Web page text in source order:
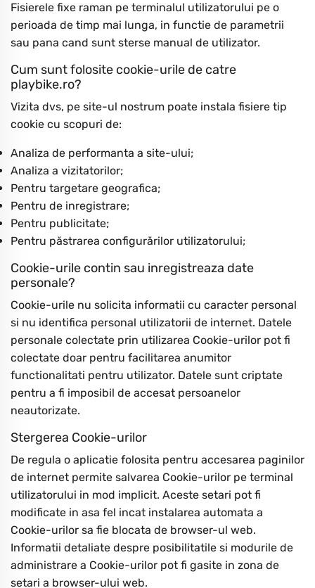
Fisierele fixe raman pe terminalul utilizatorului pe o
perioada de timp mai lunga, in functie de parametrii
sau pana cand sunt sterse manual de utilizator.
Cum sunt folosite cookie-urile de catre
playbike.ro?
Vizita dvs, pe site-ul nostrum poate instala fisiere tip
cookie cu scopuri de:
Analiza de performanta a site-ului;
Analiza a vizitatorilor;
Pentru targetare geografica;
Pentru de inregistrare;
Pentru publicitate;
Pentru păstrarea configurărilor utilizatorului;
Cookie-urile contin sau inregistreaza date
personale?
Cookie-urile nu solicita informatii cu caracter personal
si nu identifica personal utilizatorii de internet. Datele
personale colectate prin utilizarea Cookie-urilor pot fi
colectate doar pentru facilitarea anumitor
functionalitati pentru utilizator. Datele sunt criptate
pentru a fi imposibil de accesat persoanelor
neautorizate.
Stergerea Cookie-urilor
De regula o aplicatie folosita pentru accesarea paginilor
de internet permite salvarea Cookie-urilor pe terminal
utilizatorului in mod implicit. Aceste setari pot fi
modificate in asa fel incat instalarea automata a
Cookie-urilor sa fie blocata de browser-ul web.
Informatii detaliate despre posibilitatile si modurile de
administrare a Cookie-urilor pot fi gasite in zona de
setari a browser-ului web.